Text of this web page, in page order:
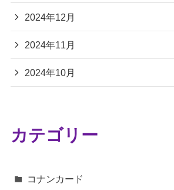
2024年12月
2024年11月
2024年10月
カテゴリー
コナンカード